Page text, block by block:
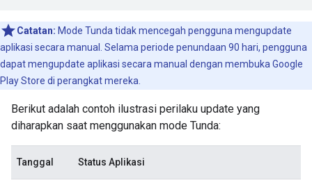
Catatan: Mode Tunda tidak mencegah pengguna mengupdate
aplikasi secara manual. Selama periode penundaan 90 hari, pengguna
dapat mengupdate aplikasi secara manual dengan membuka Google
Play Store di perangkat mereka.
Berikut adalah contoh ilustrasi perilaku update yang
diharapkan saat menggunakan mode Tunda:
Tanggal Status Aplikasi